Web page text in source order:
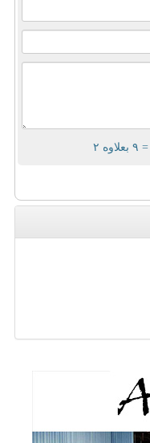
= ۹ بعلاوه ۲